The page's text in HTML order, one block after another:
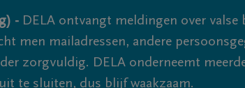
- DELA ontvangt meldingen over valse
men mailadressen, andere
zorgvuldig. DELA onderneemt
te sluiten, dus blijf waakzaam.